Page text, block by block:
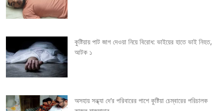
t
i
o
n
কুষ্টিয়ায় পাট জাগ দেওয়া নিয়ে বিরোধ: ভাইয়ের হাতে ভাই নিহত,
আটক ১
অসহায় সন্ধ্যা দে’র পরিবারের পাশে কুষ্টিয়া চেম্বারের পরিচালক